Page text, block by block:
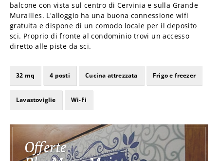
balcone con vista sul centro di Cervinia e sulla Grande
Murailles. L'alloggio ha una buona connessione wifi
gratuita e dispone di un comodo locale per il deposito
sci. Proprio di fronte al condominio trovi un accesso
diretto alle piste da sci.
32 mq 4 posti Cucina attrezzata Frigo e freezer
Lavastoviglie Wi-Fi
Offerte